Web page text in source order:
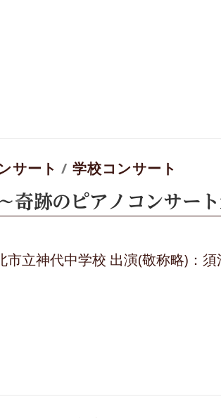
サート / 学校コンサート
奇跡のピアノコンサー
市立神代中学校 出演(敬称略)：